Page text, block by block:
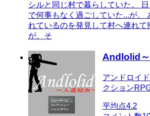
シルと同じ村で暮らしていた。
で何事もなく過ごしていた...が。
れているのを発見して村へ連れて
が、そ
Andlolid～
アンドロイ
クション
平均点4.2